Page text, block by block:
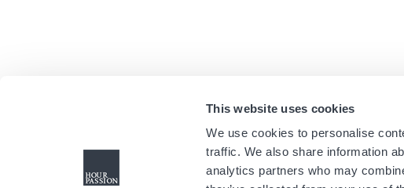
This website uses cookies
We use cookies to personalise
traffic. We also share information
analytics partners who may